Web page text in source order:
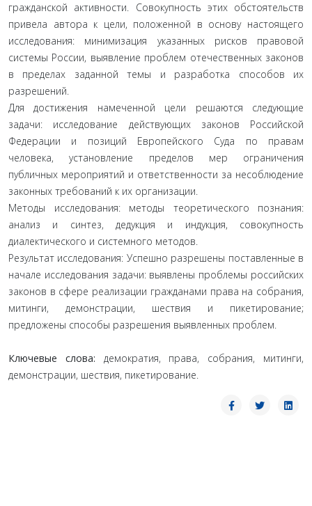
гражданской активности. Совокупность этих обстоятельств
привела автора к цели, положенной в основу настоящего
исследования: минимизация указанных рисков правовой
системы России, выявление проблем отечественных законов
в пределах заданной темы и разработка способов их
разрешений.
Для достижения намеченной цели решаются следующие
задачи: исследование действующих законов Российской
Федерации и позиций Европейского Суда по правам
человека, установление пределов мер ограничения
публичных мероприятий и ответственности за несоблюдение
законных требований к их организации.
Методы исследования: методы теоретического познания:
анализ и синтез, дедукция и индукция, совокупность
диалектического и системного методов.
Результат исследования: Успешно разрешены поставленные в
начале исследования задачи: выявлены проблемы российских
законов в сфере реализации гражданами права на собрания,
митинги, демонстрации, шествия и пикетирование;
предложены способы разрешения выявленных проблем.
Ключевые слова: демократия, права, собрания, митинги,
демонстрации, шествия, пикетирование.